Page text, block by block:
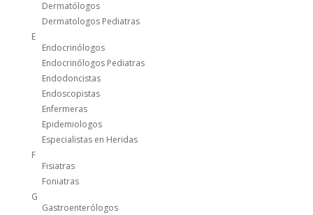
Dermatólogos
Dermatologos Pediatras
E
Endocrinólogos
Endocrinólogos Pediatras
Endodoncistas
Endoscopistas
Enfermeras
Epidemiologos
Especialistas en Heridas
F
Fisiatras
Foniatras
G
Gastroenterólogos